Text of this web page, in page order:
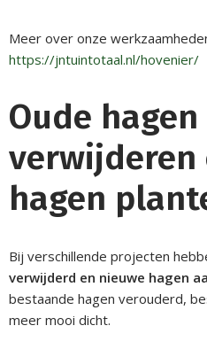
Meer over onze
https://jntuintotaal.nl/hovenier/
Oude hagen
verwijderen
hagen
Bij verschillende projecten
verwijderd en nieuwe hagen
bestaande hagen verouderd,
meer mooi dicht.